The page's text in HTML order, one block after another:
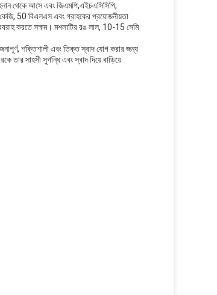
থেকে আসে এবং জিএমপি,এইচএসিসিপি,
50 বিএলএস এবং গ্রাহকের প্রয়োজনীয়তা
করতে সক্ষম। মশলাটির রঙ লাল, 10-15 সেমি
শক্তিশালী এবং তিক্ত স্বাদ যোগ করার জন্য
তার সাহসী সুগন্ধি এবং স্বাদ দিয়ে বাড়িয়ে